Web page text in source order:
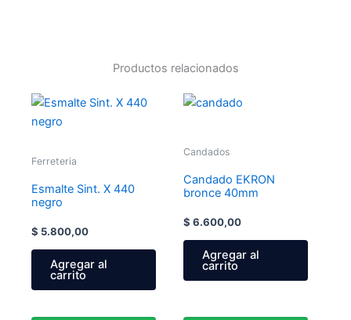
Productos relacionados
Ferreteria
Esmalte Sint. X 440
negro
$ 5.800,00
Agregar al
carrito
Candados
Candado EKRON
bronce 40mm
$ 6.600,00
Agregar al
carrito